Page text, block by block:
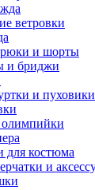
ветровки
и шорты
и бриджи
и пуховики
для костюма
и